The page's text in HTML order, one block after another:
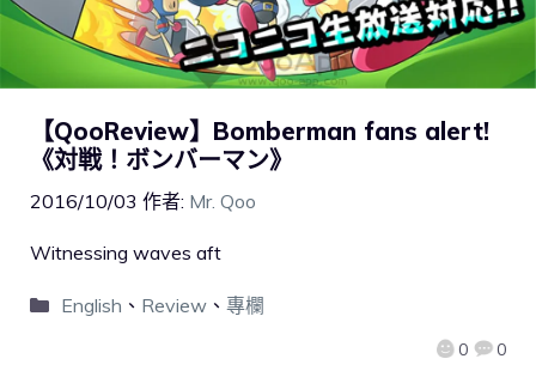
【QooReview】Bomberman fans alert!
《対戦！ボンバーマン》
2016/10/03 作者: Mr. Qoo
0 0
Witnessing waves aft
English 、 Review、 專欄